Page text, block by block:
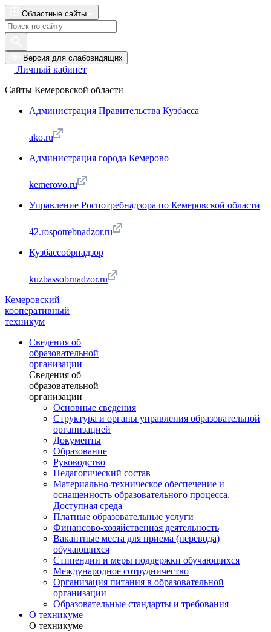
Областные сайты
Версия для слабовидящих
Личный кабинет
Сайты Кемеровской области
Администрация Правительства Кузбасса
ako.ru
Администрация города Кемерово
kemerovo.ru
Управление Роспотребнадзора по Кемеровской области
42.rospotrebnadzor.ru
Кузбассобрнадзор
kuzbassobrnadzor.ru
Кемеровский
кооперативный
техникум
Сведения об
образовательной
организации
Сведения об
образовательной
организации
Основные сведения
Структура и органы управления образовательной
организацией
Документы
Образование
Руководство
Педагогический состав
Материально-техническое обеспечение и
оснащенность образовательного процесса.
Доступная среда
Платные образовательные услуги
Финансово-хозяйственная деятельность
Вакантные места для приема (перевода)
обучающихся
Стипендии и меры поддержки обучающихся
Международное сотрудничество
Организация питания в образовательной
организации
Образовательные стандарты и требования
О техникуме
О техникуме